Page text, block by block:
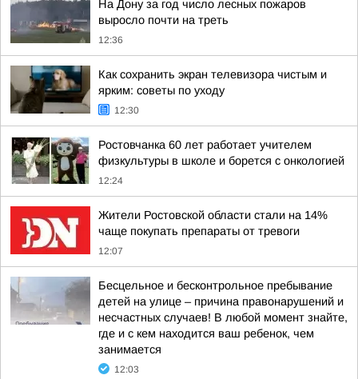
На Дону за год число лесных пожаров
выросло почти на треть
12:36
Как сохранить экран телевизора чистым и
ярким: советы по уходу
12:30
Ростовчанка 60 лет работает учителем
физкультуры в школе и борется с онкологией
12:24
Жители Ростовской области стали на 14%
чаще покупать препараты от тревоги
12:07
Бесцельное и бесконтрольное пребывание
детей на улице – причина правонарушений и
несчастных случаев! В любой момент знайте,
где и с кем находится ваш ребенок, чем
занимается
12:03